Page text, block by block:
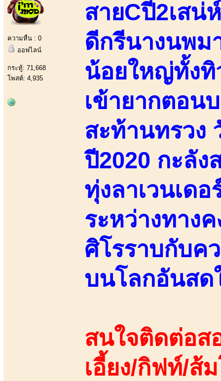
ความหื่น : 0
ออฟไลน์
กระทู้: 71,668
โพสต์: 4,935
สายCปี2เสน่
ดีกรีนางนพม
น้อยใหญ่ทั้งทิ
เข้ายากตอน
สะท้านทรวง
ปี2020 กะลัง
ทุ่งลาเวนเด
ระหว่างทาง
ศิโรราบกับค
บนโลกอัน
สนใจติดต่อส
เอี้ยง/กิฟท์/ส้